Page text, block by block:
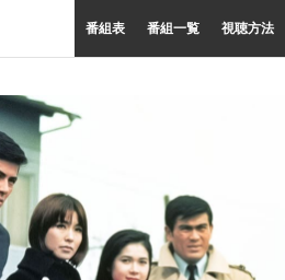
番組表 番組一覧 視聴方法